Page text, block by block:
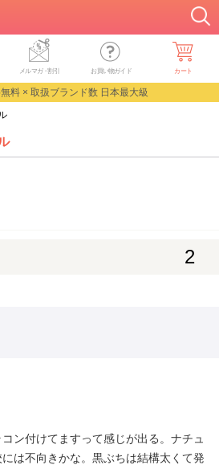
メルマガ・割引 お買い物ガイド カート
料 × 取扱ブランド数 日本最大級
2
ン付けてますって感じが出る。ナチュ
は不向きかな。黒ぶちは結構太くて発